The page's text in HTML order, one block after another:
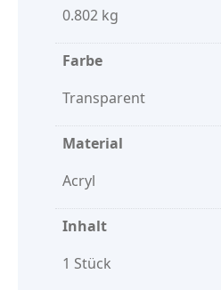
0.802 kg
Farbe
Transparent
Material
Acryl
Inhalt
1 Stück